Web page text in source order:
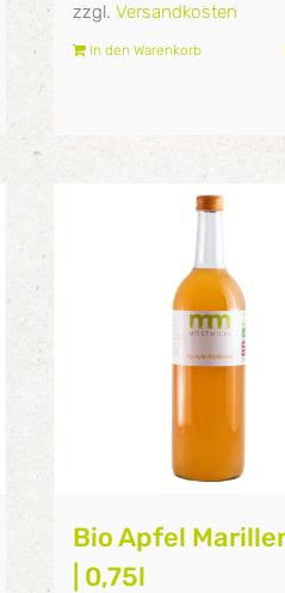
zzgl. Versandkosten
In den Warenkorb
Bio Apfel
| 0,75l